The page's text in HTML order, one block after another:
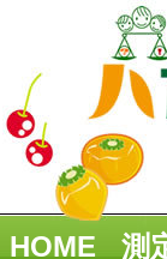
HOME 測